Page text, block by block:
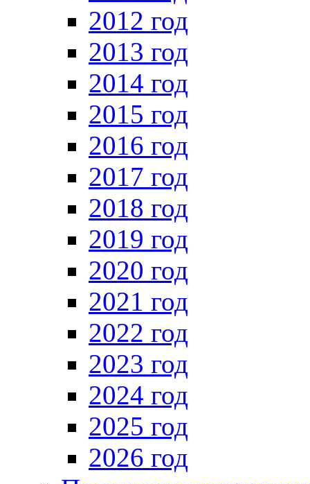
2012 год
2013 год
2014 год
2015 год
2016 год
2017 год
2018 год
2019 год
2020 год
2021 год
2022 год
2023 год
2024 год
2025 год
2026 год